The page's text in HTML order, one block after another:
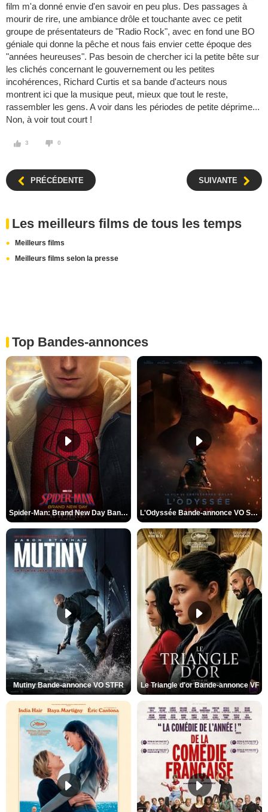
film m'a donné envie d'en savoir en peu plus. Des passages à
mourir de rire, une ambiance drôle et touchante avec ce petit
groupe de présentateurs de "Radio Rock", avec en fond une BO
géniale qui donne la pêche et nous fais envier cette époque des
"années heureuses". Pas besoin de chercher ici la petite bête sur
les clichés concernant le gouvernement ou les petites
incohérences, Richard Curtis et sa bande d'acteurs nous
montrent ici que la musique peut, mieux que tout le reste,
rassembler les gens. A voir dans les périodes de petite déprime...
Non, à voir tout court !
3 0
PRÉCÉDENTE SUIVANTE
Les meilleurs films de tous les temps
Meilleurs films
Meilleurs films selon la presse
Top Bandes-annonces
Spider-Man: Brand New Day Bande-annonce VO STFR L'Odyssée Bande-annonce VO STFR
Mutiny Bande-annonce VO STFR Le Triangle d'or Bande-annonce VF